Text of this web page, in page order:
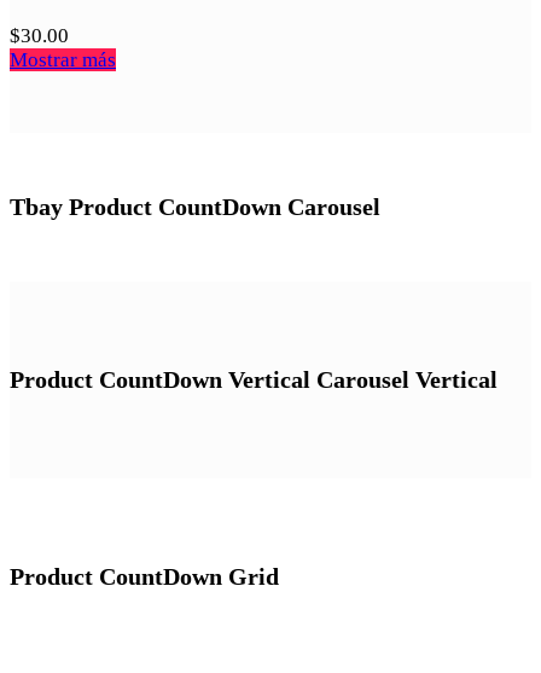
$30.00
Mostrar más
Tbay Product CountDown Carousel
Product CountDown Vertical Carousel Vertical
Product CountDown Grid